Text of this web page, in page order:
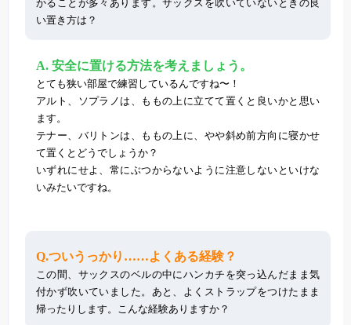
かることが多々あります。サックスを吹いていないときの良
い置き方は？
A. 安全に置ける方法を考えましょう。
とても狭い部屋で練習しているんですね〜！
アルト、ソプラノは、ももの上に立てて置くと良いかと思い
ます。
テナー、バリトンは、ももの上に、やや斜め前方向に寝かせ
て置くとどうでしょうか？
いずれにせよ、常にぶつからないように注意しないといけな
いみたいですね。
Q.ついうっかり……よくある経験？
この間、サックスのベルの中にハンカチを突っ込んだまま気
付かず吹いていました。あと、よくストラップをつけたまま
帰ったりします。こんな経験ありますか？